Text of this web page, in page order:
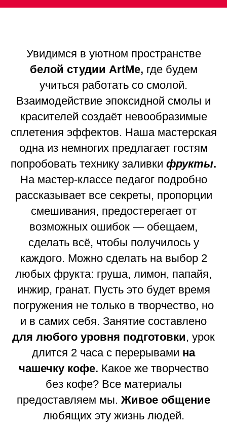
Увидимся в уютном пространстве
белой студии ArtMe, где будем
учиться работать со смолой.
Взаимодействие эпоксидной смолы и
красителей создаёт невообразимые
сплетения эффектов. Наша мастерская
одна из немногих предлагает гостям
попробовать технику заливки фрукты.
На мастер-классе педагог подробно
рассказывает все секреты, пропорции
смешивания, предостерегает от
возможных ошибок — обещаем,
сделать всё, чтобы получилось у
каждого. Можно сделать на выбор 2
любых фрукта: груша, лимон, папайя,
инжир, гранат. Пусть это будет время
погружения не только в творчество, но
и в самих себя. Занятие составлено
для любого уровня подготовки, урок
длится 2 часа с перерывами на
чашечку кофе. Какое же творчество
без кофе? Все материалы
предоставляем мы. Живое общение
любящих эту жизнь людей.